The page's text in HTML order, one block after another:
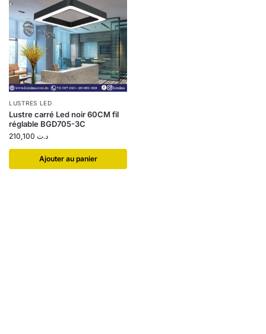
LUSTRES LED
Lustre carré Led noir 60CM fil
réglable BGD705-3C
د.ت
Ajouter au panier